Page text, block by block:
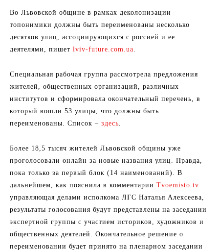
Во Львовской общине в рамках деколонизации
топонимики должны быть переименованы несколько
десятков улиц, ассоциирующихся с россией и ее
деятелями, пишет lviv-future.com.ua.
Специальная рабочая группа рассмотрела предложения
жителей, общественных организаций, различных
институтов и сформировала окончательный перечень, в
который вошли 53 улицы, что должны быть
переименованы. Список – здесь.
Более 18,5 тысяч жителей Львовской общины уже
проголосовали онлайн за новые названия улиц. Правда,
пока только за первый блок (14 наименований). В
дальнейшем, как пояснила в комментарии Тvoemisto.tv
управляющая делами исполкома ЛГС Наталья Алексеева,
результаты голосования будут представлены на заседании
экспертной группы с участием историков, художников и
общественных деятелей. Окончательное решение о
переименовании будет принято на пленарном заседании